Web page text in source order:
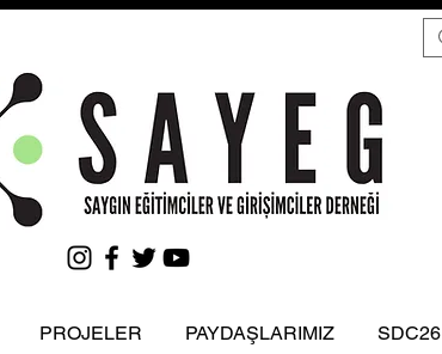
PROJELER PAYDAŞLARIMIZ SDC26